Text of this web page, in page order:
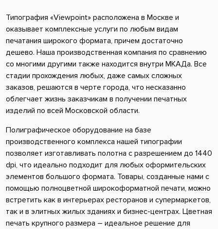
Типография «Viewpoint» расположена в Москве и
оказывает комплексные услуги по любым видам
печатания широкого формата, причем достаточно
дешево. Наша производственная компания по сравнению
со многими другими также находится внутри МКАДа. Все
стадии прохождения любых, даже самых сложных
заказов, решаются в черте города, что несказанно
облегчает жизнь заказчикам в получении печатных
изделий по всей Московской области.
Полиграфическое оборудование на базе
производственного комплекса нашей типографии
позволяет изготавливать полотна с разрешением до 1440
dpi, что идеально подходит для любых оформительских
элементов большого формата. Товары, созданные нами с
помощью полноцветной широкоформатной печати, можно
встретить как в интерьерах ресторанов и супермаркетов,
так и в элитных жилых зданиях и бизнес-центрах. Цветная
печать крупного размера – идеальное решение для